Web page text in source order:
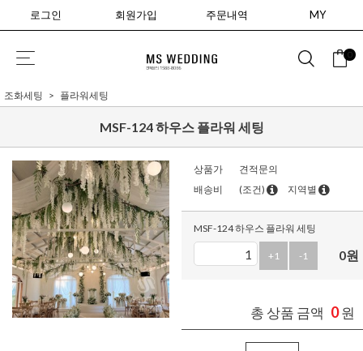
로그인 회원가입 주문내역 MY
0
조화세팅 플라워세팅
MSF-124 하우스 플라워 세팅
상품가
견적문의
배송비
(조건) 지역별
MSF-124 하우스 플라워 세팅
+1 -1 0원
총 상품 금액 0원